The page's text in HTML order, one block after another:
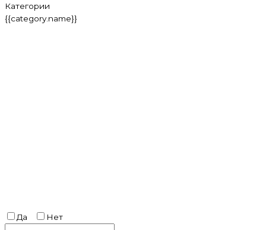
Категории
{{category.name}}
Да Нет